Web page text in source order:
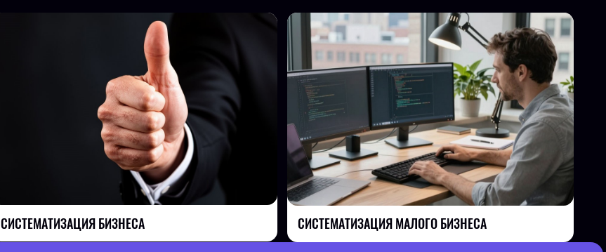
СИСТЕМАТИЗАЦИЯ БИЗНЕСА СИСТЕМАТИЗАЦИЯ МАЛОГО БИЗНЕСА